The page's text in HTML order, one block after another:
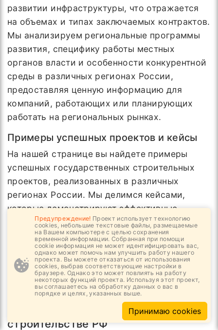
развитии инфраструктуры, что отражается
на объемах и типах заключаемых контрактов.
Мы анализируем региональные программы
развития, специфику работы местных
органов власти и особенности конкурентной
среды в различных регионах России,
предоставляя ценную информацию для
компаний, работающих или планирующих
работать на региональных рынках.
Примеры успешных проектов и кейсы
На нашей странице вы найдете примеры
успешных государственных строительных
проектов, реализованных в различных
регионах России. Мы делимся кейсами,
которые демонстрируют эффективные
стратегии участия в госзакупках,
инновационные подходы к строительству и
успешное преодоление вызовов. Изучение
этих примеров поможет вам извлечь ценные
уроки и применить их в собственной
практике.
Будущее госконтрактов в
строительстве РФ
Предупреждение! Проект использует технологию
cookies, небольшие текстовые файлы, размещаемые
на Вашем компьютере с целью сохранения
временной информации. Собранная при помощи
cookie информация не может идентифицировать вас,
однако может помочь нам улучшить работу нашего
проекта. Вы можете отказаться от использования
cookies, выбрав соответствующие настройки в
браузере. Однако это может повлиять на работу
некоторых функций проекта. Используя этот проект,
вы соглашаетесь на обработку данных о вас в
порядке и целях, указанных выше.
Принимаю cookies